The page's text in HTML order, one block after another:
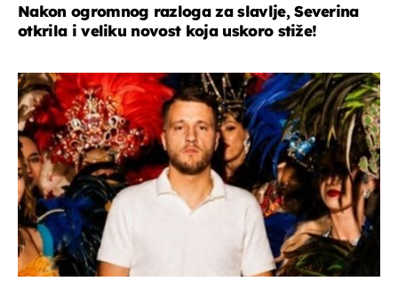
Nakon ogromnog razloga za slavlje, Severina
otkrila i veliku novost koja uskoro stiže!